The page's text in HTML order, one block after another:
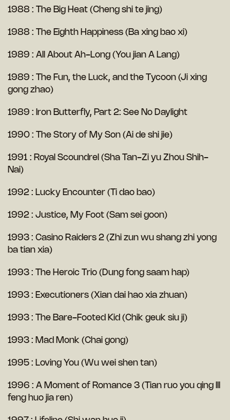
1988 : The Big Heat (Cheng shi te jing)
1988 : The Eighth Happiness (Ba xing bao xi)
1989 : All About Ah-Long (You jian A Lang)
1989 : The Fun, the Luck, and the Tycoon (Ji xing
gong zhao)
1989 : Iron Butterfly, Part 2: See No Daylight
1990 : The Story of My Son (Ai de shi jie)
1991 : Royal Scoundrel (Sha Tan-Zi yu Zhou Shih-
Nai)
1992 : Lucky Encounter (Ti dao bao)
1992 : Justice, My Foot (Sam sei goon)
1993 : Casino Raiders 2 (Zhi zun wu shang zhi yong
ba tian xia)
1993 : The Heroic Trio (Dung fong saam hap)
1993 : Executioners (Xian dai hao xia zhuan)
1993 : The Bare-Footed Kid (Chik geuk siu ji)
1993 : Mad Monk (Chai gong)
1995 : Loving You (Wu wei shen tan)
1996 : A Moment of Romance 3 (Tian ruo you qing III
feng huo jia ren)